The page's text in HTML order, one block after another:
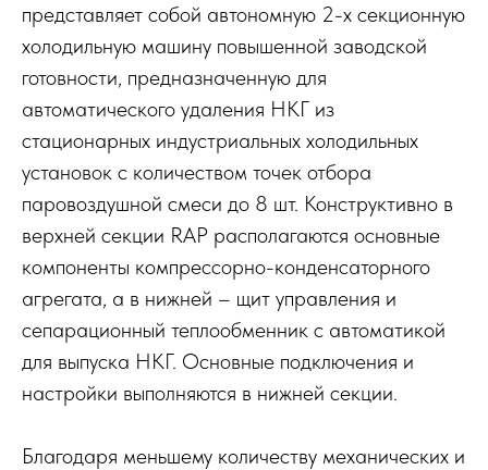
представляет собой автономную 2-х секционную
холодильную машину повышенной заводской
готовности, предназначенную для
автоматического удаления НКГ из
стационарных индустриальных холодильных
установок с количеством точек отбора
паровоздушной смеси до 8 шт. Конструктивно в
верхней секции RAP располагаются основные
компоненты компрессорно-конденсаторного
агрегата, а в нижней – щит управления и
сепарационный теплообменник с автоматикой
для выпуска НКГ. Основные подключения и
настройки выполняются в нижней секции.
Благодаря меньшему количеству механических и